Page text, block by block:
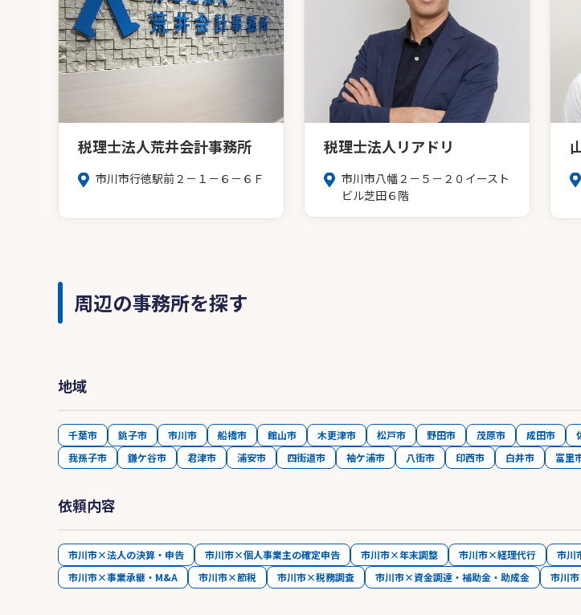
税理士法人荒井会計事務所
市川市行徳駅前２－１－６－６Ｆ
税理士法人リアドリ
市川市八幡２－５－２０イースト
ビル芝田６階
周辺の事務所を探す
地域
千葉市 銚子市 市川市 船橋市 館山市 木更津市 松戸市 野田市 茂原市 成田市
我孫子市
鎌ケ谷市 君津市 浦安市 四街道市 袖ケ浦市 八街市 印西市 白井市 富里
依頼内容
市川市×法人の決算・申告 市川市×個人事業主の確定申告 市川市×年末調整 市川市×経理代行 市川
市川市×事業承継・M&A
市川市×節税 市川市×税務調査 市川市×資金調達・補助金・助成金 市川